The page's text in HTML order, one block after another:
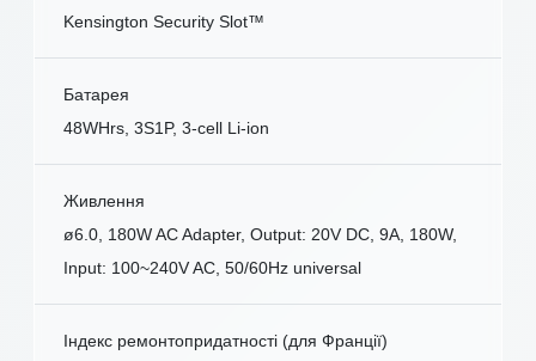
Kensington Security Slot™
Батарея
48WHrs, 3S1P, 3-cell Li-ion
Живлення
ø6.0, 180W AC Adapter, Output: 20V DC, 9A, 180W,
Input: 100~240V AC, 50/60Hz universal
Індекс ремонтопридатності (для Франції)